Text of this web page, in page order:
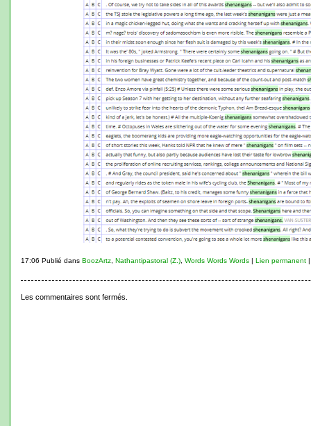
17:06 Publié dans BoozArtz, Nathantipastoral (Z.), Words Words Words| Lien permanent
Les commentaires sont fermés.